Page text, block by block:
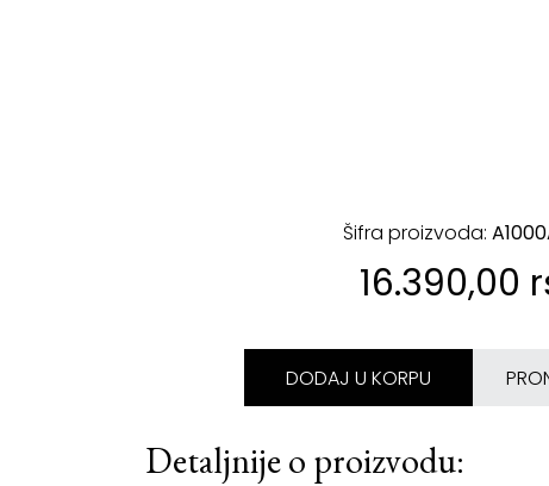
Šifra proizvoda:
16.390,00
DODAJ U KORPU
Detaljnije o proizvodu: